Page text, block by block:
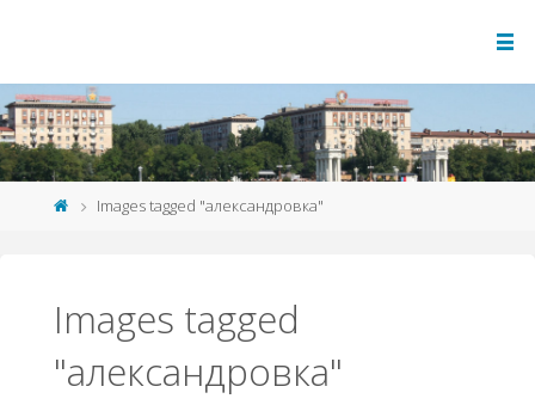
Images tagged "александровка"
Images tagged
"александровка"